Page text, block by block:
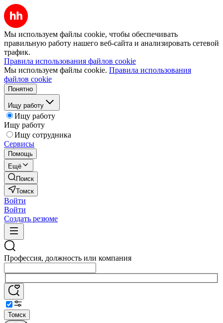
Мы используем файлы cookie, чтобы обеспечивать
правильную работу нашего веб-сайта и анализировать сетевой
трафик.
Правила использования файлов cookie
Мы используем файлы cookie. Правила использования
файлов cookie
Понятно
Ищу работу
Ищу работу
Ищу работу
Ищу сотрудника
Сервисы
Помощь
Ещё
Поиск
Томск
Войти
Войти
Создать резюме
Профессия, должность или компания
Томск